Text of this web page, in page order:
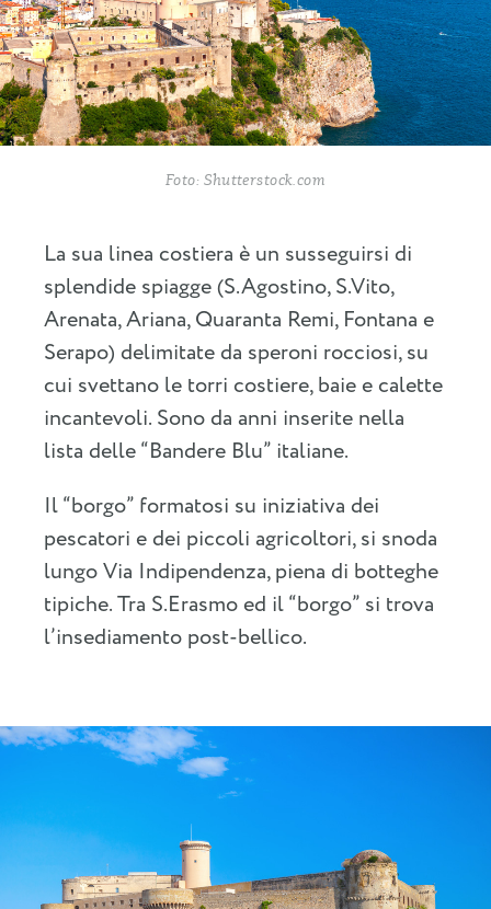
Foto: Shutterstock.com
La sua linea costiera è un susseguirsi di
splendide spiagge (S.Agostino, S.Vito,
Arenata, Ariana, Quaranta Remi, Fontana e
Serapo) delimitate da speroni rocciosi, su
cui svettano le torri costiere, baie e calette
incantevoli. Sono da anni inserite nella
lista delle “Bandere Blu” italiane.
Il “borgo” formatosi su iniziativa dei
pescatori e dei piccoli agricoltori, si snoda
lungo Via Indipendenza, piena di botteghe
tipiche. Tra S.Erasmo ed il “borgo” si trova
l’insediamento post-bellico.